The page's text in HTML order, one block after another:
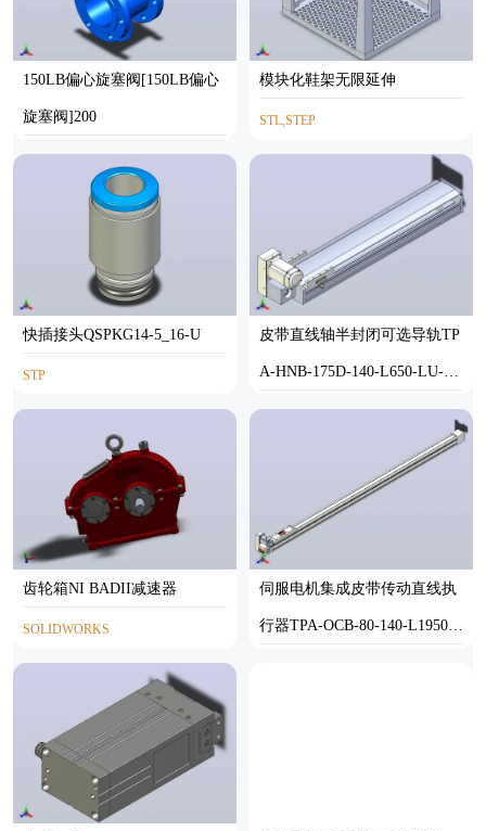
150LB偏心旋塞阀[150LB偏心
旋塞阀]200
STEP
模块化鞋架无限延伸
STL,STEP
快插接头QSPKG14-5_16-U
STP
皮带直线轴半封闭可选导轨TP
A-HNB-175D-140-L650-LU-Y-
P75-N3
STEP
齿轮箱NI BADII减速器
SOLIDWORKS
伺服电机集成皮带传动直线执
行器TPA-OCB-80-140-L1950-L